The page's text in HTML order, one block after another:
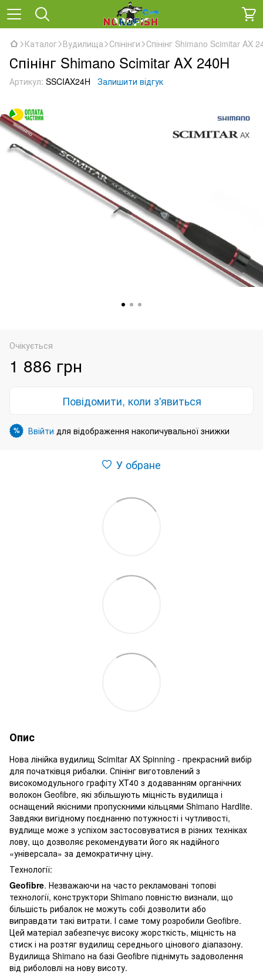
Каталог Вудилища Спінінги Спінінг Shimano Scimitar AX
Спінінг Shimano Scimitar AX 240H
Артикул: SSCIAX24H Залишити відгук
Очікується
1 886 грн
Повідомити, коли з'явиться
% Ввійти для відображення накопичувальної знижки
У обране
Опис
Нова лінійка вудилищ Scimitar AX Spinning - прекрасний вибір
для початківця рибалки. Спінінг виготовлений з
високомодульного графіту XT40 з додаванням органічних
волокон Geofibre, які збільшують міцність вудилища і
оснащений якісними пропускними кільцями Shimano Hardlite.
Завдяки вигідному поєднанню потужності і чутливості,
вудлище може з успіхом застосовуватися в різних техніках
лову, що дозволяє рекомендувати його як надійного
«універсала» за демократичну ціну.
Технології:
Geofibre. Незважаючи на часто рекламовані топові
технології, конструктори Shimano повністю визнали, що
більшість рибалок не можуть собі дозволити або
виправдати такі витрати. І саме тому розробили Geofibre.
Цей матеріал забезпечує високу жорсткість, міцність на
стиск і на розтяг вудилищ середнього цінового діапазону.
Вудилища Shimano на базі Geofibre піднімуть задоволення
від риболовлі на нову висоту.